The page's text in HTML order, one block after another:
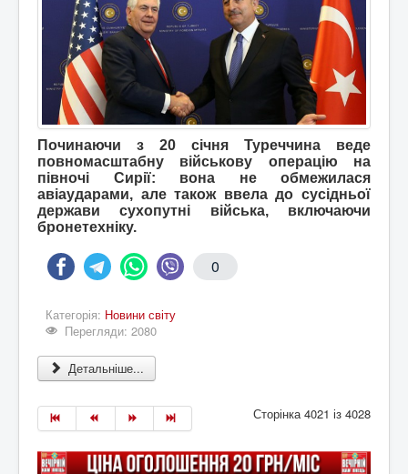
Починаючи з 20 січня Туреччина веде
повномасштабну військову операцію на
півночі Сирії: вона не обмежилася
авіаударами, але також ввела до сусідньої
держави сухопутні війська, включаючи
бронетехніку.
0
Категорія: Новини світу
Перегляди: 2080
Детальніше...
Сторінка 4021 із 4028